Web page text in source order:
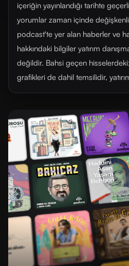
içeriğin yayınlandığı tarihte
yorumlar zaman içinde
podcast'te yer alan haberler ve
hakkındaki bilgiler yatırım
değildir. Bahsi geçen
grafikleri de dahil temsilidir,